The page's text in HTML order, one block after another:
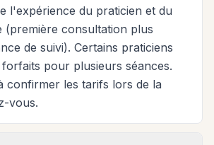
l'expérience du praticien et du
(première consultation plus
de suivi). Certains praticiens
pour plusieurs séances.
confirmer les tarifs lors de la
vous.